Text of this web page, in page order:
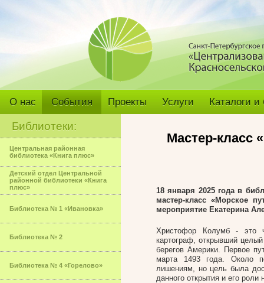
О нас События Проекты Услуги Каталоги
Библиотеки:
Центральная районная
библиотека «Книга плюс»
Детский отдел Центральной
районной библиотеки «Книга
плюс»
Библиотека № 1 «Ивановка»
Библиотека № 2
Библиотека № 4 «Горелово»
Мастер-класс
18 января 2025 года в
мастер-класс «Морское
мероприятие Екатерина
Христофор Колумб - это
картограф, открывший
берегов Америки. Первое
марта 1493 года. Около
лишениям, но цель была
данного открытия и его